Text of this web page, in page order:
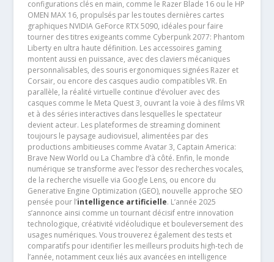
configurations clés en main, comme le Razer Blade 16 ou le HP
OMEN MAX 16, propulsés par les toutes dernières cartes
graphiques NVIDIA GeForce RTX 5090, idéales pour faire
tourner des titres exigeants comme Cyberpunk 2077: Phantom
Liberty en ultra haute définition. Les accessoires gaming
montent aussi en puissance, avec des claviers mécaniques
personnalisables, des souris ergonomiques signées Razer et
Corsair, ou encore des casques audio compatibles VR. En
parallèle, la réalité virtuelle continue d’évoluer avec des
casques comme le Meta Quest 3, ouvrant la voie à des films VR
et à des séries interactives dans lesquelles le spectateur
devient acteur. Les plateformes de streaming dominent
toujours le paysage audiovisuel, alimentées par des
productions ambitieuses comme Avatar 3, Captain America:
Brave New World ou La Chambre d’à côté. Enfin, le monde
numérique se transforme avec l’essor des recherches vocales,
de la recherche visuelle via Google Lens, ou encore du
Generative Engine Optimization (GEO), nouvelle approche SEO
pensée pour l’intelligence artificielle. L’année 2025
s’annonce ainsi comme un tournant décisif entre innovation
technologique, créativité vidéoludique et bouleversement des
usages numériques. Vous trouverez également des tests et
comparatifs pour identifier les meilleurs produits high-tech de
l’année, notamment ceux liés aux avancées en intelligence